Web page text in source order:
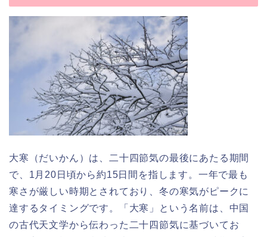
大寒（だいかん）は、二十四節気の最後にあたる期間
で、1月20日頃から約15日間を指します。一年で最も
寒さが厳しい時期とされており、冬の寒気がピークに
達するタイミングです。「大寒」という名前は、中国
の古代天文学から伝わった二十四節気に基づいてお